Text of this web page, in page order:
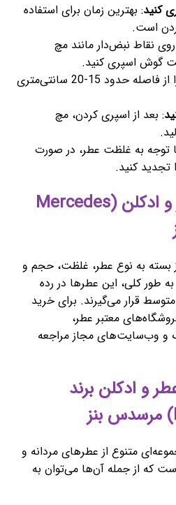
کنید: بهترین زمان برای استفاده
است.
نقاط نبض‌دار مانند مچ
گوش اسپری کنید.
: عطر را از فاصله حدود 15-20 سانتی‌متری
: بعد از اسپری کردن، مچ
توجه به غلظت عطر، در صورت
تجدید کنید.
قیمت و خرید عطر و ادکلن (Mercedes
به نوع عطر، غلظت، حجم و
کلی، این عطرها در رده
قرار می‌گیرند. برای خرید
معتبر عطر،
و وب‌سایت‌های مجاز مراجعه
و ادکلن برند
متنوع از عطرهای مردانه و
است که از جمله آن‌ها می‌توان به